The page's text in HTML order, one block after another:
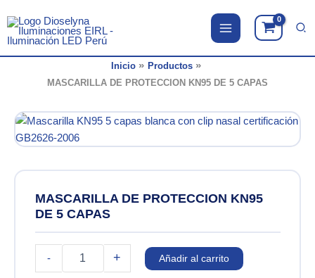
contenido
Inicio
Productos
MASCARILLA DE PROTECCION KN95 DE 5 CAPAS
MASCARILLA DE PROTECCION KN95
DE 5 CAPAS
- + Añadir al carrito